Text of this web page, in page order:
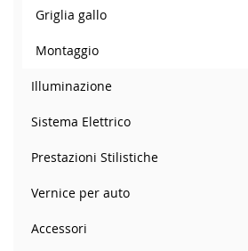
Griglia gallo
Montaggio
Illuminazione
Sistema Elettrico
Prestazioni Stilistiche
Vernice per auto
Accessori